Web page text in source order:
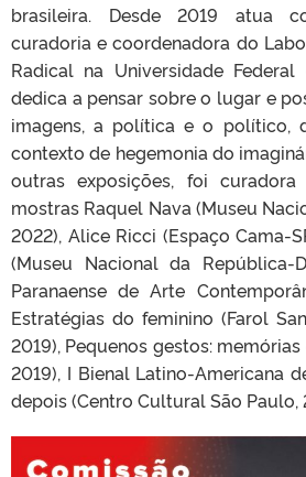
brasileira. Desde 2019 atua
curadoria e coordenadora do
Radical na Universidade
dedica a pensar sobre o lugar e
imagens, a política e o político,
contexto de hegemonia do
outras exposições, foi
mostras Raquel Nava (Museu
2022), Alice Ricci (Espaço Cama-
(Museu Nacional da República-
Paranaense de Arte
Estratégias do feminino (Farol
2019), Pequenos gestos:
2019), I Bienal Latino-Americana
depois (Centro Cultural São Paulo,